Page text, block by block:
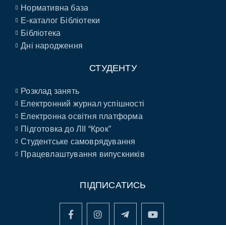
Нормативна база
E-каталог Бібліотеки
Бібліотека
Дні народження
СТУДЕНТУ
Розклад занять
Електронний журнал успішності
Електронна освітня платформа
Підготовка до ЛІІ “Крок”
Студентське самоврядування
Працевлаштування випускників
ПІДПИСАТИСЬ